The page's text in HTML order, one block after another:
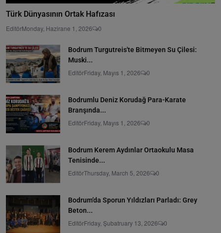
Türk Dünyasının Ortak Hafızası
EditörMonday, Hazirane 1, 2026 0
Bodrum Turgutreis'te Bitmeyen Su Çilesi:
Muski...
EditörFriday, Mayıs 1, 2026 0
Bodrumlu Deniz Korudağ Para-Karate
Branşında...
EditörFriday, Mayıs 1, 2026 0
Bodrum Kerem Aydınlar Ortaokulu Masa
Tenisinde...
EditörThursday, March 5, 2026 0
Bodrum’da Sporun Yıldızları Parladı: Grey
Beton...
EditörFriday, Şubatruary 13, 2026 0